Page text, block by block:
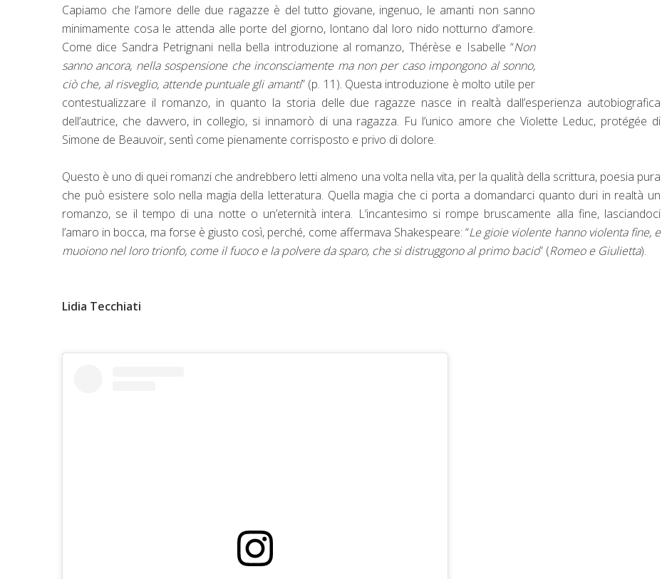
Capiamo che l’amore delle due ragazze è del tutto giovane, ingenuo, le amanti non sanno
minimamente cosa le attenda alle porte del giorno, lontano dal loro nido notturno d’amore.
Come dice Sandra Petrignani nella bella introduzione al romanzo, Thérèse e Isabelle “Non
sanno ancora, nella sospensione che inconsciamente ma non per caso impongono al sonno,
ciò che, al risveglio, attende puntuale gli amanti” (p. 11). Questa introduzione è molto utile per
contestualizzare il romanzo, in quanto la storia delle due ragazze nasce in realtà dall’esperienza autobiografica
dell’autrice, che davvero, in collegio, si innamorò di una ragazza. Fu l’unico amore che Violette Leduc, protégée di
Simone de Beauvoir, sentì come pienamente corrisposto e privo di dolore.
Questo è uno di quei romanzi che andrebbero letti almeno una volta nella vita, per la qualità della scrittura, poesia pura
che può esistere solo nella magia della letteratura. Quella magia che ci porta a domandarci quanto duri in realtà un
romanzo, se il tempo di una notte o un’eternità intera. L’incantesimo si rompe bruscamente alla fine, lasciandoci
l’amaro in bocca, ma forse è giusto così, perché, come affermava Shakespeare: “Le gioie violente hanno violenta fine, e
muoiono nel loro trionfo, come il fuoco e la polvere da sparo, che si distruggono al primo bacio” (Romeo e Giulietta).
Lidia Tecchiati